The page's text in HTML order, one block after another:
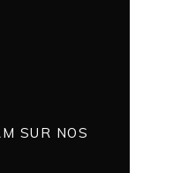
SUR NOS